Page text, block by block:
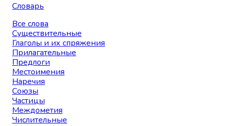
Словарь
Все слова
Существительные
Глаголы и их спряжения
Прилагательные
Предлоги
Местоимения
Наречия
Союзы
Частицы
Междометия
Числительные